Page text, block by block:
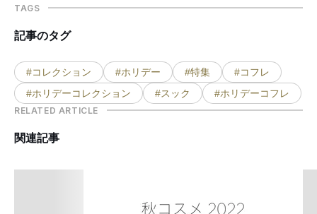
TAGS
記事のタグ
#コレクション #ホリデー #特集
#コフレ
#ホリデーコレクション
#スック #ホリデーコフレ
RELATED ARTICLE
関連記事